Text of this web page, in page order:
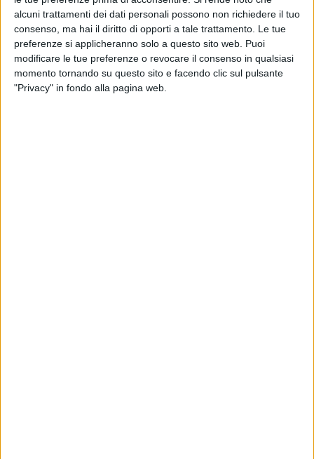
alcuni trattamenti dei dati personali possono non richiedere il tuo
consenso, ma hai il diritto di opporti a tale trattamento. Le tue
preferenze si applicheranno solo a questo sito web. Puoi
modificare le tue preferenze o revocare il consenso in qualsiasi
momento tornando su questo sito e facendo clic sul pulsante
"Privacy" in fondo alla pagina web.
Sulla canzone non sua che ha amato di più, Marco
non ha dubbi: è “Mi ritorni in mente ” diLucio
Battisti. Riguardo a quella sua che i suoi fan amano